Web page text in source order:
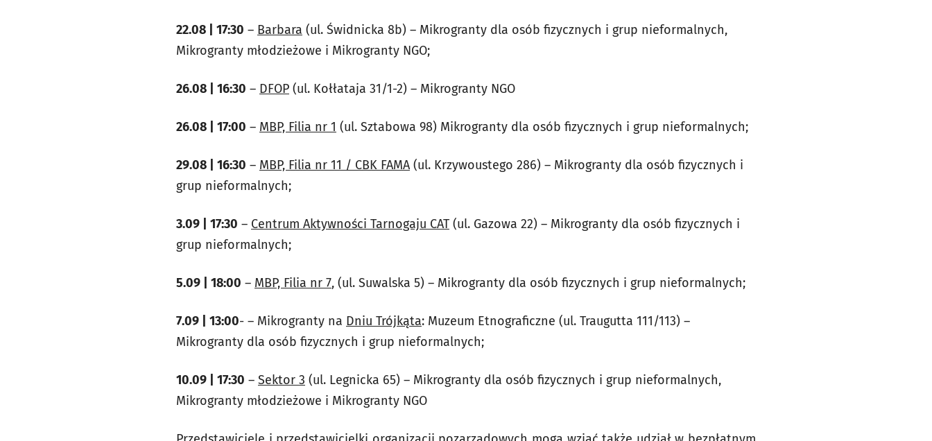
22.08 | 17:30 – Barbara (ul. Świdnicka 8b) – Mikrogranty dla osób fizycznych i grup nieformalnych,
Mikrogranty młodzieżowe i Mikrogranty NGO;
26.08 | 16:30 – DFOP (ul. Kołłataja 31/1-2) – Mikrogranty NGO
26.08 | 17:00 – MBP, Filia nr 1 (ul. Sztabowa 98) Mikrogranty dla osób fizycznych i grup nieformalnych;
29.08 | 16:30 – MBP, Filia nr 11 / CBK FAMA (ul. Krzywoustego 286) – Mikrogranty dla osób fizycznych i
grup nieformalnych;
3.09 | 17:30 – Centrum Aktywności Tarnogaju CAT (ul. Gazowa 22) – Mikrogranty dla osób fizycznych i
grup nieformalnych;
5.09 | 18:00 – MBP, Filia nr 7, (ul. Suwalska 5) – Mikrogranty dla osób fizycznych i grup nieformalnych;
7.09 | 13:00- – Mikrogranty na Dniu Trójkąta: Muzeum Etnograficzne (ul. Traugutta 111/113) –
Mikrogranty dla osób fizycznych i grup nieformalnych;
10.09 | 17:30 – Sektor 3 (ul. Legnicka 65) – Mikrogranty dla osób fizycznych i grup nieformalnych,
Mikrogranty młodzieżowe i Mikrogranty NGO